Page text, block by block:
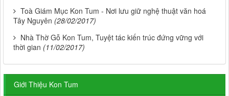
Toà Giám Mục Kon Tum - Nơi lưu giữ nghệ thuật văn hoá
Tây Nguyên (28/02/2017)
Nhà Thờ Gỗ Kon Tum, Tuyệt tác kiến trúc đứng vững với
thời gian (11/02/2017)
Giới Thiệu Kon Tum